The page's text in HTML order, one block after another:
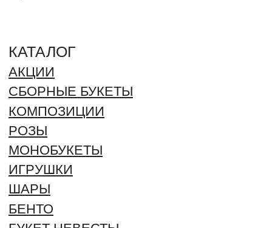
ДОКУМЕНТЫ
ПОЛИТИКА ОБРАБОТКИ
ПЕРСОНАЛЬНЫХ ДАННЫХ
СОГЛАСИЕ ОБРАБОТКИ
ПЕРСОНАЛЬНЫХ ДАННЫХ
ОФЕРТА
ВАКАНСИИ
ДОСТАВКА И ОПЛАТА
ГАРАНТИИ И ВОЗВРАТ
ОТЗЫВЫ
КОНТАКТЫ
РЕКВИЗИТЫ